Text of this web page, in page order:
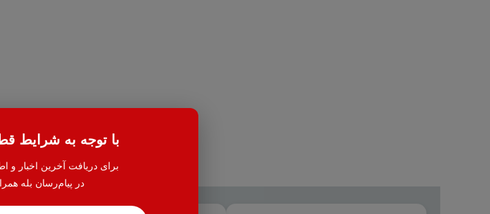
با توجه به شرایط
برای دریافت آخرین اخبار و
در پیام‌رسان بله